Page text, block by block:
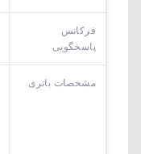
فرکانس
پاسخگویی
مشخصات باتری